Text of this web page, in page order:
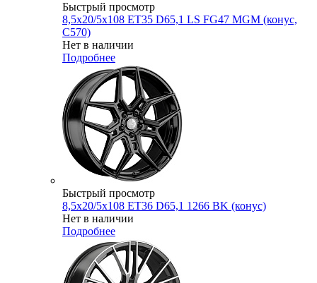
Быстрый просмотр
8,5x20/5x108 ET35 D65,1 LS FG47 MGM (конус,
C570)
Нет в наличии
Подробнее
Быстрый просмотр
8,5x20/5x108 ET36 D65,1 1266 BK (конус)
Нет в наличии
Подробнее